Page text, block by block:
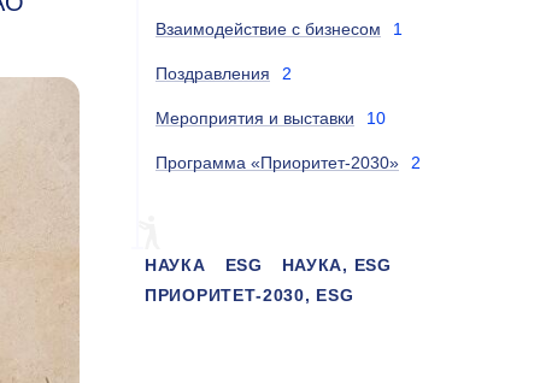
Взаимодействие с бизнесом 1
Поздравления 2
Мероприятия и выставки 10
Программа «Приоритет-2030» 2
НАУКА ESG
НАУКА, ESG
ПРИОРИТЕТ-2030, ESG